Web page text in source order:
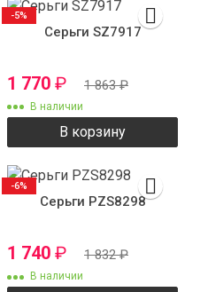
Серьги SZ7917
1 770 ₽ 1 863₽
В наличии
В корзину
-5%
Серьги PZS8298
1 740 ₽ 1 832₽
В наличии
-6%